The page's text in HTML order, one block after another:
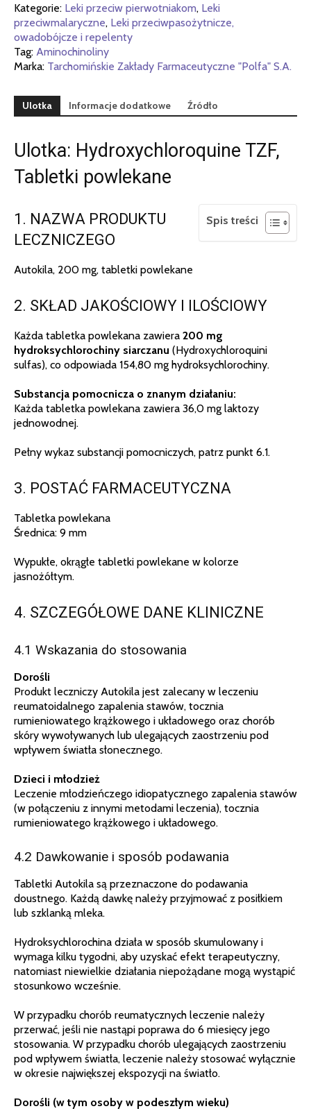
Kategorie: Leki przeciw pierwotniakom, Leki
przeciwmalaryczne, Leki przeciwpasożytnicze,
owadobójcze i repelenty
Tag: Aminochinoliny
Marka: Tarchomińskie Zakłady Farmaceutyczne "Polfa" S.A.
Ulotka Informacje dodatkowe Źródło
Ulotka: Hydroxychloroquine TZF,
Tabletki powlekane
Spis treści
1. NAZWA PRODUKTU
LECZNICZEGO
Autokila, 200 mg, tabletki powlekane
2. SKŁAD JAKOŚCIOWY I ILOŚCIOWY
Każda tabletka powlekana zawiera 200 mg
hydroksychlorochiny siarczanu (Hydroxychloroquini
sulfas), co odpowiada 154,80 mg hydroksychlorochiny.
Substancja pomocnicza o znanym działaniu:
Każda tabletka powlekana zawiera 36,0 mg laktozy
jednowodnej.
Pełny wykaz substancji pomocniczych, patrz punkt 6.1.
3. POSTAĆ FARMACEUTYCZNA
Tabletka powlekana
Średnica: 9 mm
Wypukłe, okrągłe tabletki powlekane w kolorze
jasnożółtym.
4. SZCZEGÓŁOWE DANE KLINICZNE
4.1 Wskazania do stosowania
Dorośli
Produkt leczniczy Autokila jest zalecany w leczeniu
reumatoidalnego zapalenia stawów, tocznia
rumieniowatego krążkowego i układowego oraz chorób
skóry wywoływanych lub ulegających zaostrzeniu pod
wpływem światła słonecznego.
Dzieci i młodzież
Leczenie młodzieńczego idiopatycznego zapalenia stawów
(w połączeniu z innymi metodami leczenia), tocznia
rumieniowatego krążkowego i układowego.
4.2 Dawkowanie i sposób podawania
Tabletki Autokila są przeznaczone do podawania
doustnego. Każdą dawkę należy przyjmować z posiłkiem
lub szklanką mleka.
Hydroksychlorochina działa w sposób skumulowany i
wymaga kilku tygodni, aby uzyskać efekt terapeutyczny,
natomiast niewielkie działania niepożądane mogą wystąpić
stosunkowo wcześnie.
W przypadku chorób reumatycznych leczenie należy
przerwać, jeśli nie nastąpi poprawa do 6 miesięcy jego
stosowania. W przypadku chorób ulegających zaostrzeniu
pod wpływem światła, leczenie należy stosować wyłącznie
w okresie największej ekspozycji na światło.
Dorośli (w tym osoby w podeszłym wieku)